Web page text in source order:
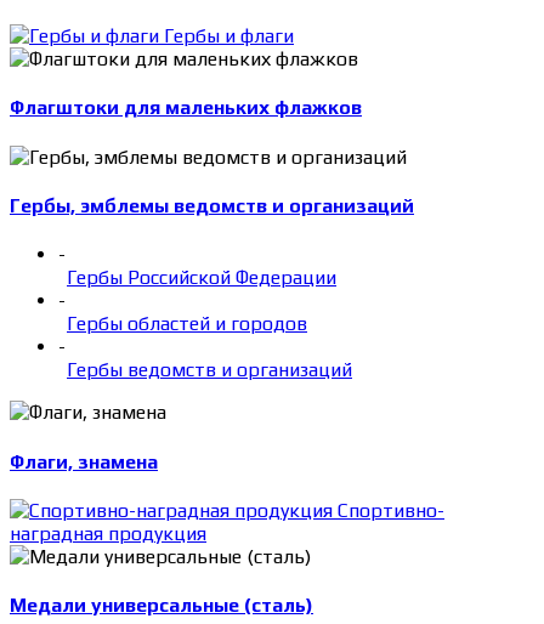
Гербы и флаги
Флагштоки для маленьких флажков
Гербы, эмблемы ведомств и организаций
-
Гербы Российской Федерации
-
Гербы областей и городов
-
Гербы ведомств и организаций
Флаги, знамена
Спортивно-
наградная продукция
Медали универсальные (сталь)